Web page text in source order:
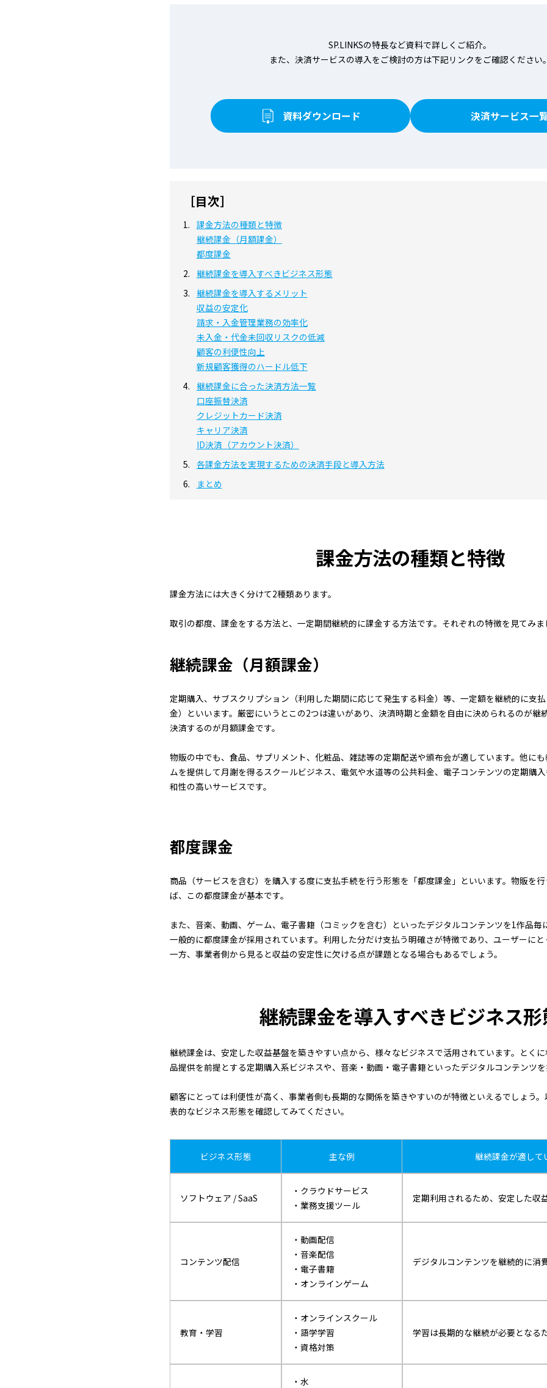
SP.LINKSの特長など資料で詳しくご紹介。
また、決済サービスの導入をご検討の方は下記リンクをご確認ください
資料ダウンロード 決済サービス一
［目次］
課金方法の種類と特徴
継続課金（月額課金）
都度課金
継続課金を導入すべきビジネス形態
継続課金を導入するメリット
収益の安定化
請求・入金管理業務の効率化
未入金・代金未回収リスクの低減
顧客の利便性向上
新規顧客獲得のハードル低下
継続課金に合った決済方法一覧
口座振替決済
クレジットカード決済
キャリア決済
ID決済（アカウント決済）
各課金方法を実現するための決済手段と導入方法
まとめ
課金方法の種類と特徴
課金方法には大きく分けて2種類あります。
取引の都度、課金をする方法と、一定期間継続的に課金する方法です。それぞれの特徴を見てみ
継続課金（月額課金）
定期購入、サブスクリプション（利用した期間に応じて発生する料金）等、一定額を継続的に支
金）といいます。厳密にいうとこの2つは違いがあり、決済時期と金額を自由に決められるのが継
決済するのが月額課金です。
物販の中でも、食品、サプリメント、化粧品、雑誌等の定期配送や頒布会が適しています。他に
ムを提供して月謝を得るスクールビジネス、電気や水道等の公共料金、電子コンテンツの定期購
和性の高いサービスです。
都度課金
商品（サービスを含む）を購入する度に支払手続を行う形態を「都度課金」といいます。物販を
ば、この都度課金が基本です。
また、音楽、動画、ゲーム、電子書籍（コミックを含む）といったデジタルコンテンツを1作品毎
一般的に都度課金が採用されています。利用した分だけ支払う明確さが特徴であり、ユーザーに
一方、事業者側から見ると収益の安定性に欠ける点が課題となる場合もあるでしょう。
継続課金を導入すべきビジネス
継続課金は、安定した収益基盤を築きやすい点から、様々なビジネスで活用されています。とく
品提供を前提とする定期購入系ビジネスや、音楽・動画・電子書籍といったデジタルコンテンツ
顧客にとっては利便性が高く、事業者側も長期的な関係を築きやすいのが特徴といえるでしょう
表的なビジネス形態を確認してみてください。
ビジネス形態 主な例 継続課金が適して
ソフトウェア / SaaS
・クラウドサービス
・業務支援ツール
定期利用されるため、安定した収
コンテンツ配信
・動画配信
・音楽配信
・電子書籍
・オンラインゲーム
デジタルコンテンツを継続的に消
教育・学習
・オンラインスクール
・語学学習
・資格対策
学習は長期的な継続が必要となる
・水